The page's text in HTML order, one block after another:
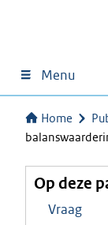
Menu
Home
Op deze
Vraag